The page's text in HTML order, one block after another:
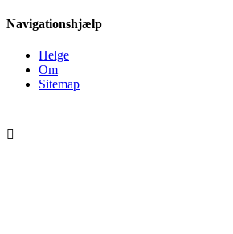
Navigationshjælp
Helge
Om
Sitemap